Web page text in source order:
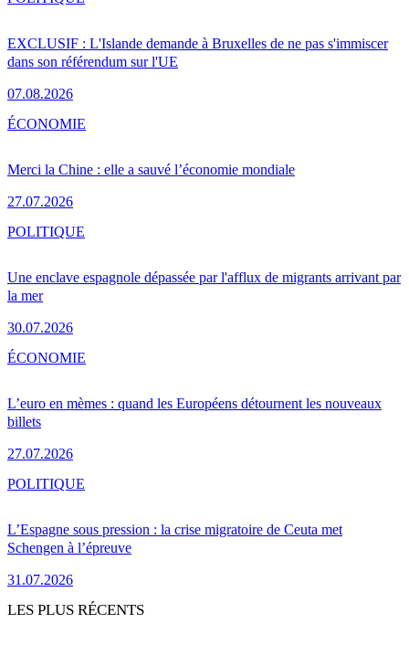
EXCLUSIF : L'Islande demande à Bruxelles de ne pas s'immiscer
dans son référendum sur l'UE
07.08.2026
Merci la Chine : elle a sauvé l’économie mondiale
27.07.2026
ÉCONOMIE
Une enclave espagnole dépassée par l'afflux de migrants arrivant par
la mer
30.07.2026
POLITIQUE
L’euro en mèmes : quand les Européens détournent les nouveaux
billets
27.07.2026
ÉCONOMIE
L’Espagne sous pression : la crise migratoire de Ceuta met
Schengen à l’épreuve
31.07.2026
POLITIQUE
LES PLUS RÉCENTS